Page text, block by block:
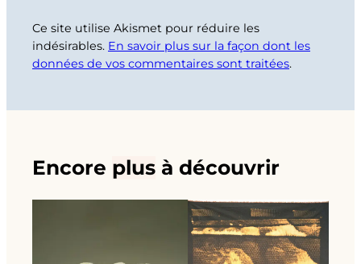
Ce site utilise Akismet pour réduire les
indésirables. En savoir plus sur la façon dont les
données de vos commentaires sont traitées.
Encore plus à découvrir